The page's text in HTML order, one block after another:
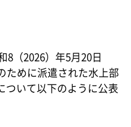
（2026）年5月20日
ために派遣された水上部
ついて以下のように公表